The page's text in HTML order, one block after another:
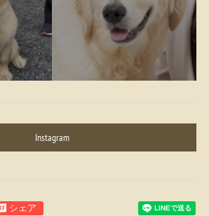
Instagram